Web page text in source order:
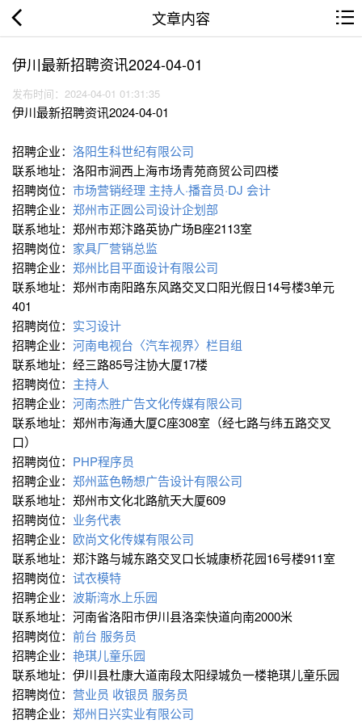
文章内容
伊川最新招聘资讯2024-04-01
发布时间：2024-04-01 01:31:35
伊川最新招聘资讯2024-04-01
招聘企业： 洛阳生科世纪有限公司
联系地址：洛阳市涧西上海市场青苑商贸公司四楼
招聘岗位： 市场营销经理 主持人·播音员·DJ 会计
招聘企业： 郑州市正圆公司设计企划部
联系地址：郑州市郑汴路英协广场B座2113室
招聘岗位： 家具厂营销总监
招聘企业： 郑州比目平面设计有限公司
联系地址：郑州市南阳路东风路交叉口阳光假日14号楼3单元
401
招聘岗位： 实习设计
招聘企业： 河南电视台〈汽车视界〉栏目组
联系地址：经三路85号注协大厦17楼
招聘岗位： 主持人
招聘企业： 河南杰胜广告文化传媒有限公司
联系地址：郑州市海通大厦C座308室（经七路与纬五路交叉
口）
招聘岗位： PHP程序员
招聘企业： 郑州蓝色畅想广告设计有限公司
联系地址：郑州市文化北路航天大厦609
招聘岗位： 业务代表
招聘企业： 欧尚文化传媒有限公司
联系地址：郑汴路与城东路交叉口长城康桥花园16号楼911室
招聘岗位： 试衣模特
招聘企业： 波斯湾水上乐园
联系地址：河南省洛阳市伊川县洛栾快道向南2000米
招聘岗位： 前台 服务员
招聘企业： 艳琪儿童乐园
联系地址：伊川县杜康大道南段太阳绿城负一楼艳琪儿童乐园
招聘岗位： 营业员 收银员 服务员
招聘企业： 郑州日兴实业有限公司